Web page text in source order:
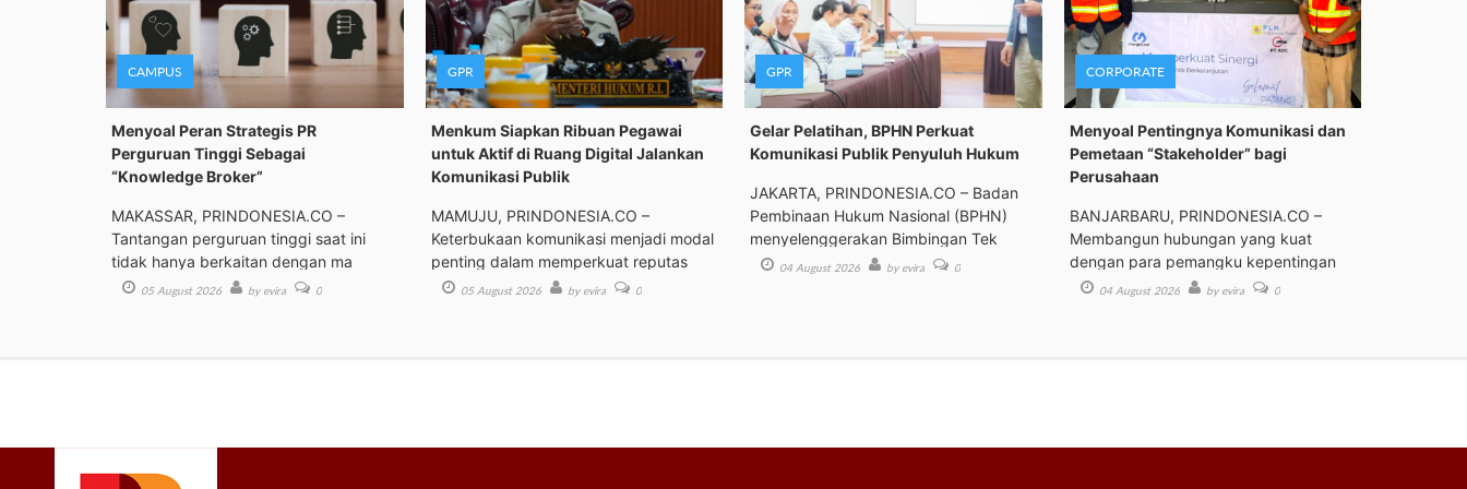
CAMPUS
Menyoal Peran Strategis PR
Perguruan Tinggi Sebagai
“Knowledge Broker”
MAKASSAR, PRINDONESIA.CO –
Tantangan perguruan tinggi saat ini
tidak hanya berkaitan dengan ma
05 August 2026 by evira 0
GPR
Menkum Siapkan Ribuan Pegawai
untuk Aktif di Ruang Digital Jalankan
Komunikasi Publik
MAMUJU, PRINDONESIA.CO –
Keterbukaan komunikasi menjadi modal
penting dalam memperkuat reputas
05 August 2026 by evira 0
GPR
Gelar Pelatihan, BPHN Perkuat
Komunikasi Publik Penyuluh Hukum
JAKARTA, PRINDONESIA.CO – Badan
Pembinaan Hukum Nasional (BPHN)
menyelenggerakan Bimbingan Tek
04 August 2026 by evira 0
CORPORATE
Menyoal Pentingnya Komunikasi dan
Pemetaan “Stakeholder” bagi
Perusahaan
BANJARBARU, PRINDONESIA.CO –
Membangun hubungan yang kuat
dengan para pemangku kepentingan
(st
04 August 2026 by evira 0